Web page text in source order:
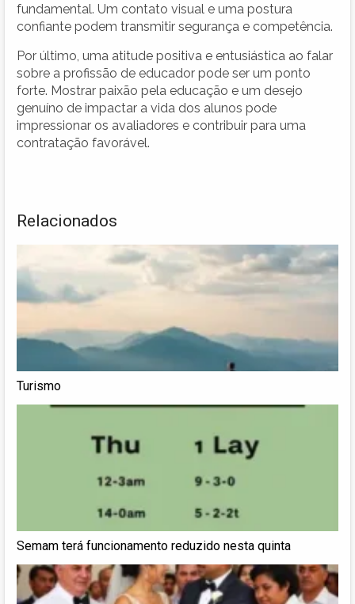
fundamental. Um contato visual e uma postura
confiante podem transmitir segurança e competência.
Por último, uma atitude positiva e entusiástica ao falar
sobre a profissão de educador pode ser um ponto
forte. Mostrar paixão pela educação e um desejo
genuíno de impactar a vida dos alunos pode
impressionar os avaliadores e contribuir para uma
contratação favorável.
Relacionados
Turismo
Semam terá funcionamento reduzido nesta quinta